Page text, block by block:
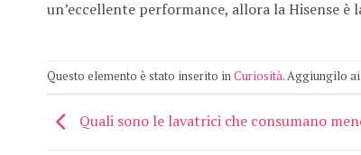
un’eccellente performance, allora la Hisense è
Questo elemento è stato inserito inCuriosità. Aggiungilo ai
Quali sono le lavatrici che consumano